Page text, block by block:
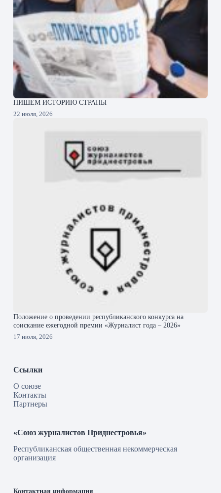
ПИШЕМ ИСТОРИЮ СТРАНЫ
22 июля, 2026
Положение о проведении республиканского конкурса на
соискание ежегодной премии «Журналист года – 2026»
17 июля, 2026
Ссылки
О союзе
Контакты
Партнеры
«Союз журналистов Приднестровья»
Республиканская общественная некоммерческая
организация
Контактная информация